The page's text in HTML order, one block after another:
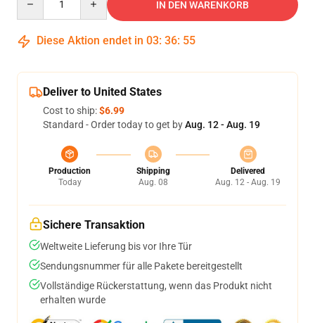
IN DEN WARENKORB
Diese Aktion endet in 03: 36: 55
Deliver to United States
Cost to ship:$6.99
Standard - Order today to get byAug. 12 - Aug. 19
Production
Today
Shipping
Aug. 08
Delivered
Aug. 12 - Aug. 19
Sichere Transaktion
Weltweite Lieferung bis vor Ihre Tür
Sendungsnummer für alle Pakete bereitgestellt
Vollständige Rückerstattung, wenn das Produkt nicht
erhalten wurde